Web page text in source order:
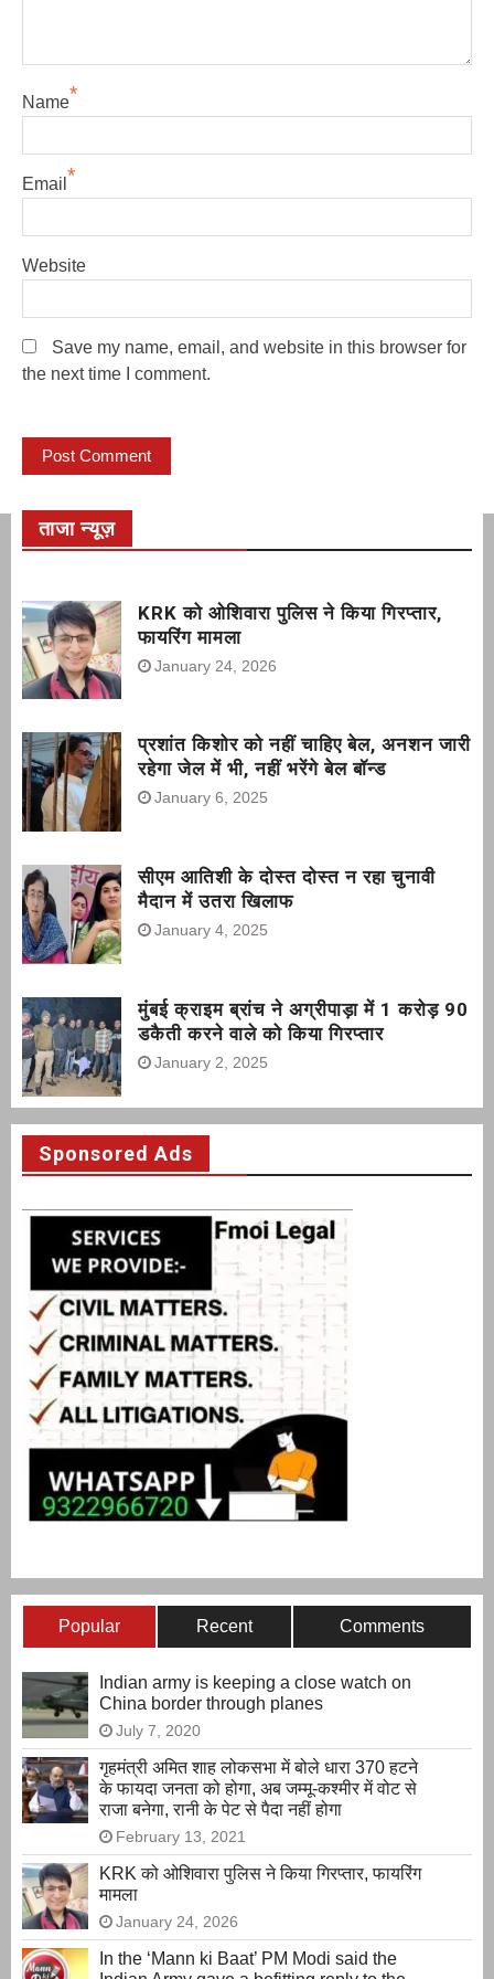
Name*
Email *
Website
Save my name, email, and website in this browser for
the next time I comment.
ताजा न्यूज़
KRK को ओशिवारा पुलिस ने किया गिरप्तार,
फायरिंग मामला
January 24, 2026
प्रशांत किशोर को नहीं चाहिए बेल, अनशन जारी
रहेगा जेल में भी, नहीं भरेंगे बेल बॉन्ड
January 6, 2025
सीएम आतिशी के दोस्त दोस्त न रहा चुनावी
मैदान में उतरा खिलाफ
January 4, 2025
मुंबई क्राइम ब्रांच ने अग्रीपाड़ा में 1 करोड़ 90
डकैती करने वाले को किया गिरप्तार
January 2, 2025
Sponsored Ads
Popular Recent Comments
Indian army is keeping a close watch on
China border through planes
July 7, 2020
गृहमंत्री अमित शाह लोकसभा में बोले धारा 370 हटने
के फायदा जनता को होगा, अब जम्मू-कश्मीर में वोट से
राजा बनेगा, रानी के पेट से पैदा नहीं होगा
February 13, 2021
KRK को ओशिवारा पुलिस ने किया गिरप्तार, फायरिंग
मामला
January 24, 2026
In the ‘Mann ki Baat’ PM Modi said the